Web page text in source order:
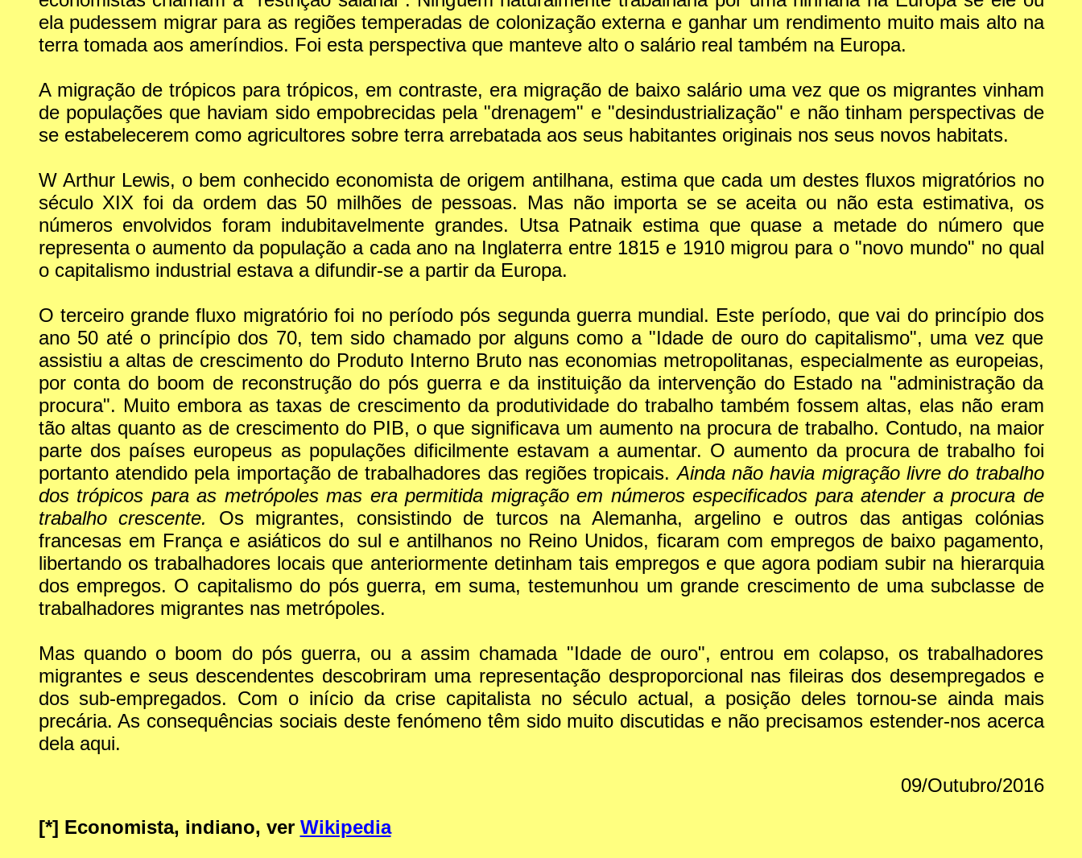
ela pudessem migrar para as regiões temperadas de colonização externa e ganhar um rendimento muito mais alto na
terra tomada aos ameríndios. Foi esta perspectiva que manteve alto o salário real também na Europa.
A migração de trópicos para trópicos, em contraste, era migração de baixo salário uma vez que os migrantes vinham
de populações que haviam sido empobrecidas pela "drenagem" e "desindustrialização" e não tinham perspectivas de
se estabelecerem como agricultores sobre terra arrebatada aos seus habitantes originais nos seus novos habitats.
W Arthur Lewis, o bem conhecido economista de origem antilhana, estima que cada um destes fluxos migratórios no
século XIX foi da ordem das 50 milhões de pessoas. Mas não importa se se aceita ou não esta estimativa, os
números envolvidos foram indubitavelmente grandes. Utsa Patnaik estima que quase a metade do número que
representa o aumento da população a cada ano na Inglaterra entre 1815 e 1910 migrou para o "novo mundo" no qual
o capitalismo industrial estava a difundir-se a partir da Europa.
O terceiro grande fluxo migratório foi no período pós segunda guerra mundial. Este período, que vai do princípio dos
ano 50 até o princípio dos 70, tem sido chamado por alguns como a "Idade de ouro do capitalismo", uma vez que
assistiu a altas de crescimento do Produto Interno Bruto nas economias metropolitanas, especialmente as europeias,
por conta do boom de reconstrução do pós guerra e da instituição da intervenção do Estado na "administração da
procura". Muito embora as taxas de crescimento da produtividade do trabalho também fossem altas, elas não eram
tão altas quanto as de crescimento do PIB, o que significava um aumento na procura de trabalho. Contudo, na maior
parte dos países europeus as populações dificilmente estavam a aumentar. O aumento da procura de trabalho foi
portanto atendido pela importação de trabalhadores das regiões tropicais.Ainda não havia migração livre do trabalho
dos trópicos para as metrópoles mas era permitida migração em números especificados para atender a procura de
trabalho crescente. Os migrantes, consistindo de turcos na Alemanha, argelino e outros das antigas colónias
francesas em França e asiáticos do sul e antilhanos no Reino Unidos, ficaram com empregos de baixo pagamento,
libertando os trabalhadores locais que anteriormente detinham tais empregos e que agora podiam subir na hierarquia
dos empregos. O capitalismo do pós guerra, em suma, testemunhou um grande crescimento de uma subclasse de
trabalhadores migrantes nas metrópoles.
Mas quando o boom do pós guerra, ou a assim chamada "Idade de ouro", entrou em colapso, os trabalhadores
migrantes e seus descendentes descobriram uma representação desproporcional nas fileiras dos desempregados e
dos sub-empregados. Com o início da crise capitalista no século actual, a posição deles tornou-se ainda mais
precária. As consequências sociais deste fenómeno têm sido muito discutidas e não precisamos estender-nos acerca
dela aqui.
09/Outubro/2016
[*] Economista, indiano, ver Wikipedia